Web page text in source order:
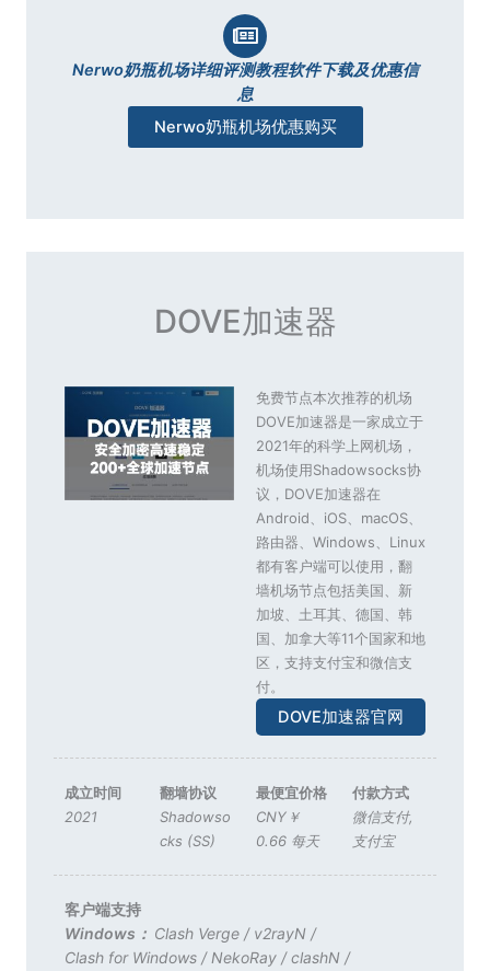
Nerwo奶瓶机场详细评测教程软件下载及优惠信
息
Nerwo奶瓶机场优惠购买
DOVE加速器
免费节点本次推荐的机场
DOVE加速器是一家成立于
2021年的科学上网机场，
机场使用Shadowsocks协
议，DOVE加速器在
Android、iOS、macOS、
路由器、Windows、Linux
都有客户端可以使用，翻
墙机场节点包括美国、新
加坡、土耳其、德国、韩
国、加拿大等11个国家和地
区，支持支付宝和微信支
付。
DOVE加速器官网
成立时间
2021
翻墙协议
Shadowso
cks (SS)
最便宜价格
CNY￥
0.66 每天
付款方式
微信支付,
支付宝
客户端支持
Windows： Clash Verge/ v2rayN/
Clash for Windows/ NekoRay/clashN/